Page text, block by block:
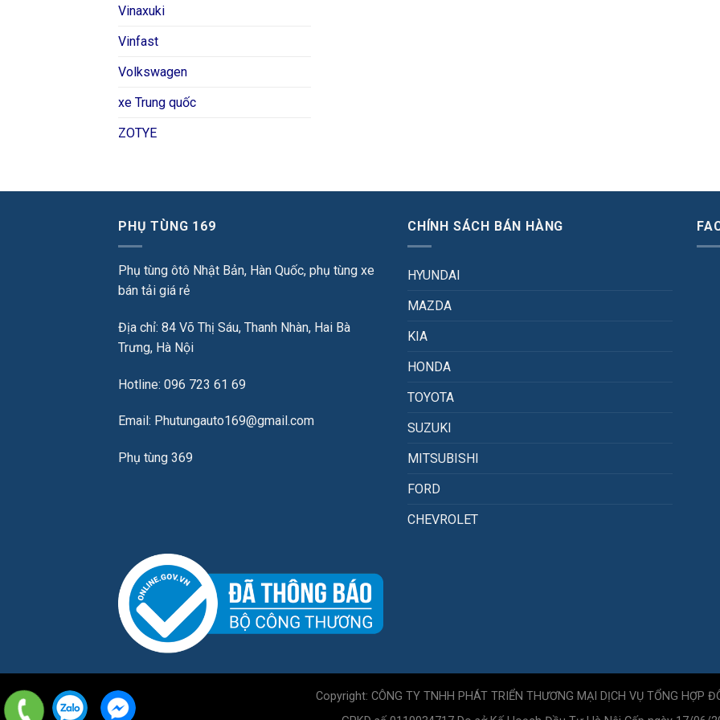
Vinaxuki
Vinfast
Volkswagen
xe Trung quốc
ZOTYE
PHỤ TÙNG 169
Phụ tùng ôtô Nhật Bản, Hàn Quốc, phụ tùng xe
bán tải giá rẻ
Địa chỉ: 84 Võ Thị Sáu, Thanh Nhàn, Hai Bà
Trưng, Hà Nội
Hotline: 096 723 61 69
Email: Phutungauto169@gmail.com
Phụ tùng 369
CHÍNH SÁCH BÁN HÀNG
HYUNDAI
MAZDA
KIA
HONDA
TOYOTA
SUZUKI
MITSUBISHI
FORD
CHEVROLET
Copyright: CÔNG TY TNHH PHÁT TRIỂN THƯƠNG MẠI DỊCH VỤ TỔNG HỢP